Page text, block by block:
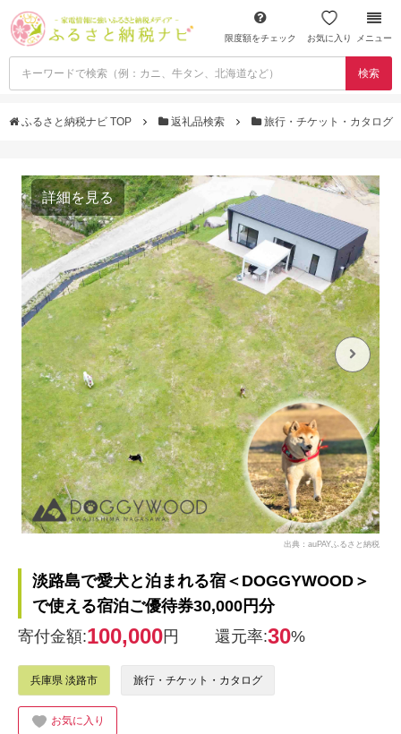
限度額をチェック お気に入り メニュー
検索
ふるさと納税ナビ TOP 返礼品検索 旅行・チケット・カタログ
詳細を見る
出典：auPAYふるさと納税
淡路島で愛犬と泊まれる宿＜DOGGYWOOD＞
で使える宿泊ご優待券30,000円分
寄付金額:100,000円 還元率:30%
兵庫県 淡路市 旅行・チケット・カタログ
お気に入り